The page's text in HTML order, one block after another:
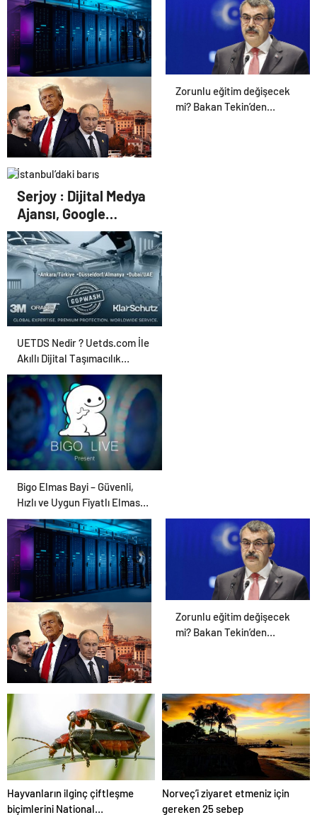
Datahost İle Güvenilir
Sunucu Hizmetleri
Zorunlu eğitim değişecek
mi? Bakan Tekin’den
İstanbul’daki barış
zirvesiyle ilgili Trump’tan
yeni açıklama
Serjoy : Dijital Medya
Ajansı, Google
Reklam Ajansı, SEO
Ajansı ve Web
Tasarım Ajansı
UETDS Nedir ? Uetds.com İle
Akıllı Dijital Taşımacılık
Yazılımı
Bigo Elmas Bayi – Güvenli,
Hızlı ve Uygun Fiyatlı Elmas
Satın Almanın Yeni Adresi
Datahost İle Güvenilir
Sunucu Hizmetleri
Zorunlu eğitim değişecek
mi? Bakan Tekin’den
zirvesiyle ilgili Trump’tan
yeni açıklama
Hayvanların ilginç çiftleşme
biçimlerini National
Norveç’i ziyaret etmeniz için
gereken 25 sebep